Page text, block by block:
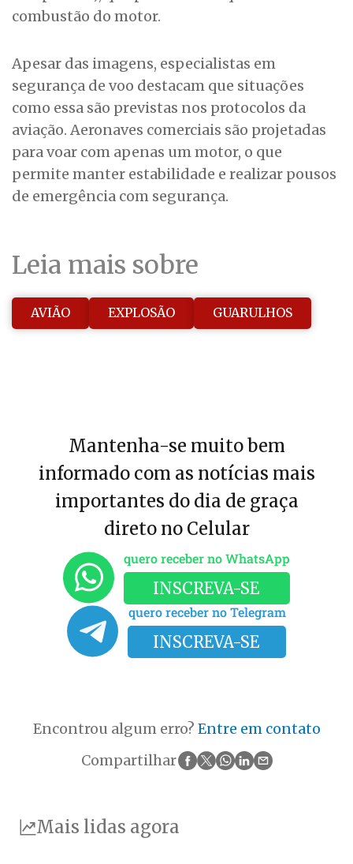
combustão do motor.
Apesar das imagens, especialistas em
segurança de voo destacam que situações
como essa são previstas nos protocolos da
aviação. Aeronaves comerciais são projetadas
para voar com apenas um motor, o que
permite manter estabilidade e realizar pousos
de emergência com segurança.
Leia mais sobre
AVIÃO EXPLOSÃO GUARULHOS
Mantenha-se muito bem
informado com as notícias mais
importantes do dia de graça
direto no Celular
quero receber no WhatsApp
INSCREVA-SE
quero receber no Telegram
INSCREVA-SE
Encontrou algum erro? Entre em contato
Compartilhar
Mais lidas agora